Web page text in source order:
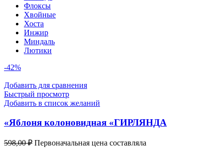
Флоксы
Хвойные
Хоста
Инжир
Миндаль
Лютики
-42%
Добавить для сравнения
Быстрый просмотр
Добавить в список желаний
«Яблоня колоновидная «ГИРЛЯНДА
598,00₽ Первоначальная цена составляла